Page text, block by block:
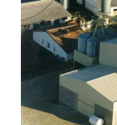
REFERENCIAS
NOTICIAS
PRESUPUESTO